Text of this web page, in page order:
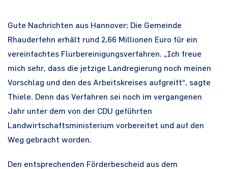
Gute Nachrichten aus Hannover: Die Gemeinde
Rhauderfehn erhält rund 2,66 Millionen Euro für ein
vereinfachtes Flurbereinigungsverfahren. „Ich freue
mich sehr, dass die jetzige Landregierung noch meinen
Vorschlag und den des Arbeitskreises aufgreift“, sagte
Thiele. Denn das Verfahren sei noch im vergangenen
Jahr unter dem von der CDU geführten
Landwirtschaftsministerium vorbereitet und auf den
Weg gebracht worden.
Den entsprechenden Förderbescheid aus dem